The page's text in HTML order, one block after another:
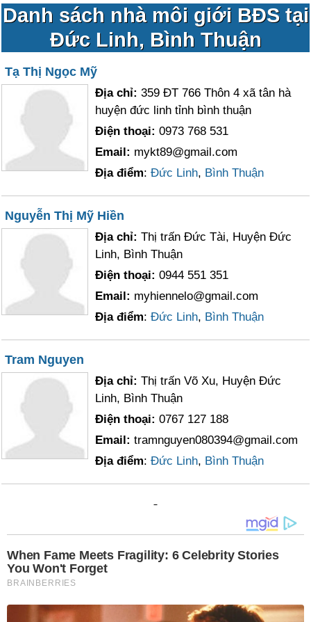
Danh sách nhà môi giới BĐS tại
Đức Linh, Bình Thuận
Tạ Thị Ngọc Mỹ
Địa chỉ:359 ĐT 766 Thôn 4 xã tân hà
huyện đức linh tỉnh bình thuận
Điện thoại:0973 768 531
Email: mykt89@gmail.com
Địa điểm:Đức Linh, Bình Thuận
Nguyễn Thị Mỹ Hiền
Địa chỉ:Thị trấn Đức Tài, Huyện Đức
Linh, Bình Thuận
Điện thoại:0944 551 351
Email: myhiennelo@gmail.com
Địa điểm:Đức Linh, Bình Thuận
Tram Nguyen
Địa chỉ:Thị trấn Võ Xu, Huyện Đức
Linh, Bình Thuận
Điện thoại:0767 127 188
Email:tramnguyen080394@gmail.com
Địa điểm:Đức Linh, Bình Thuận